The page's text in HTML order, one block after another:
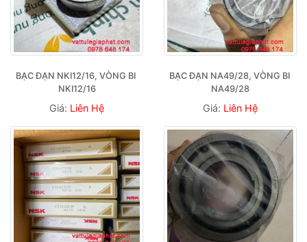
BẠC ĐẠN NKI12/16, VÒNG BI
NKI12/16
Giá: Liên Hệ
BẠC ĐẠN NA49/28, VÒNG BI
NA49/28
Giá: Liên Hệ